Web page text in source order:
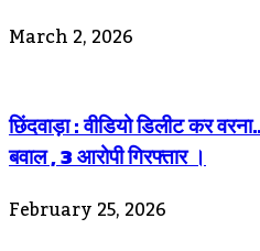
March 2, 2026
छिंदवाड़ा : वीडियो डिलीट कर
बवाल , 3 आरोपी गिरफ्तार ।
February 25, 2026